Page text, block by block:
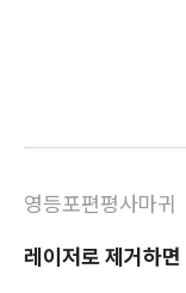
영등포편평사마귀
레이저로 제거하